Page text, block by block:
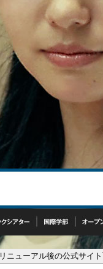
リニューアル後の公式サイ